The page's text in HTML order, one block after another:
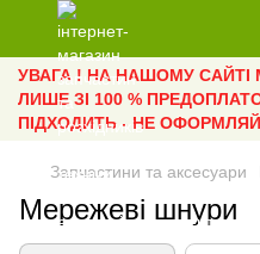
УВАГА ! НА НАШОМУ
ЛИШЕ ЗІ 100 %
ПІДХОДИТЬ - НЕ
Запчастини та аксесуари
Мережеві шнури